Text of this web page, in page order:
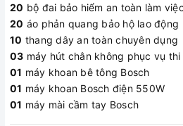
20 bộ đai bảo hiểm an toàn làm
20 áo phản quang bảo hộ lao động
10 thang dây an toàn chuyên dụng
03 máy hút chân không phục vụ
01 máy khoan bê tông Bosch
01 máy khoan Bosch điện 550W
01 máy mài cầm tay Bosch